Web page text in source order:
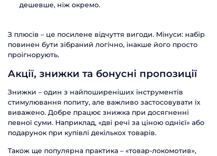
дешевше, ніж окремо.
З плюсів – це посилене відчуття вигоди. Мінуси: набір
повинен бути зібраний логічно, інакше його просто
проігнорують.
Акції, знижки та бонусні пропозиції
Знижки – один з найпоширеніших інструментів
стимулювання попиту, але важливо застосовувати їх
виважено. Добре працює знижка при досягненні
певної суми. Наприклад, «дві речі за ціною однієї» або
подарунок при купівлі декількох товарів.
Також ще популярна практика – «товар-локомотив»,